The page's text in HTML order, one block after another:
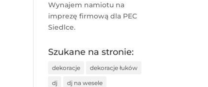
Wynajem namiotu na
imprezę firmową dla PEC
Siedlce.
Szukane na stronie:
dekoracje dekoracje łuków
dj dj na wesele